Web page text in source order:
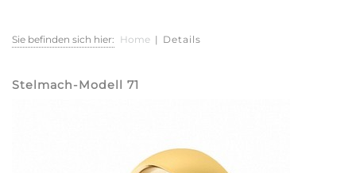
Sie befinden sich hier: Home | Details
Stelmach-Modell 71